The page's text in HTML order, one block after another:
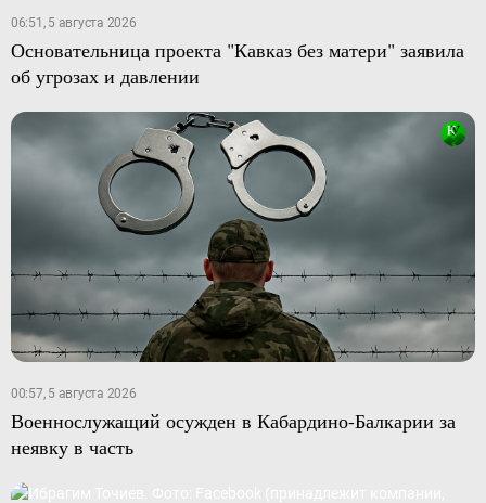
06:51, 5 августа 2026
Основательница проекта "Кавказ без матери" заявила
об угрозах и давлении
00:57, 5 августа 2026
Военнослужащий осужден в Кабардино-Балкарии за
неявку в часть